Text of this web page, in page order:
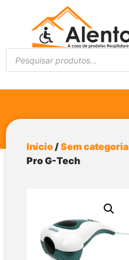
Início/Sem categoria
Pro G-Tech